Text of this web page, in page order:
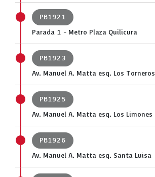
PB1921
Parada 1 - Metro Plaza Quilicura
PB1923
Av. Manuel A. Matta esq. Los Torneros
PB1925
Av. Manuel A. Matta esq. Los Limones
PB1926
Av. Manuel A. Matta esq. Santa Luisa